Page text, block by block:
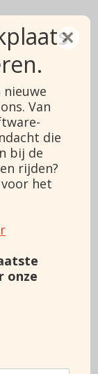
×
Van
die
bij de
rijden?
het
onze